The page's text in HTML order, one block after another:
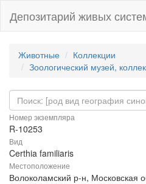
Депозитарий живых
Животные
Коллекции
Зоологический музей,
Номер экземпляра
R-10253
Вид
Certhia familiaris
Местоположение
Волоколамский р-н, Московская